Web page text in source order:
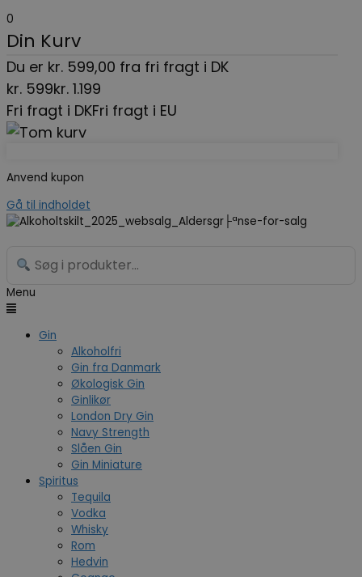
0
Din Kurv
Du er kr. 599,00 fra fri fragt i DK
kr. 599kr. 1.199
Fri fragt i DKFri fragt i EU
Anvend kupon
Gå til indholdet
Menu
Gin
Alkoholfri
Gin fra Danmark
Økologisk Gin
Ginlikør
London Dry Gin
Navy Strength
Slåen Gin
Gin Miniature
Spiritus
Tequila
Vodka
Whisky
Rom
Hedvin